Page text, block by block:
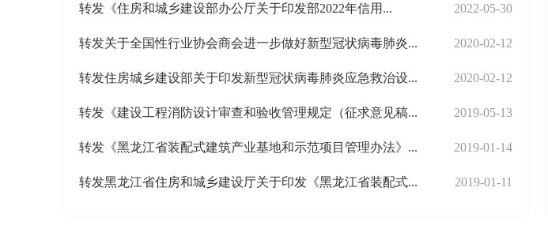
2022-05-30
转发《住房和城乡建设部办公厅关于印发部2022年信用...
2020-02-12
转发关于全国性行业协会商会进一步做好新型冠状病毒肺炎...
2020-02-12
转发住房城乡建设部关于印发新型冠状病毒肺炎应急救治设...
2019-05-13
转发《建设工程消防设计审查和验收管理规定（征求意见稿...
2019-01-14
转发《黑龙江省装配式建筑产业基地和示范项目管理办法》...
2019-01-11
转发黑龙江省住房和城乡建设厅关于印发《黑龙江省装配式...